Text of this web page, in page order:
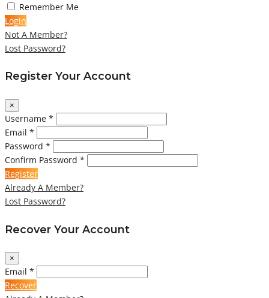
Remember Me
Login
Not A Member?
Lost Password?
Register Your Account
×
Username *
Email *
Password *
Confirm Password *
Register
Already A Member?
Lost Password?
Recover Your Account
×
Email *
Recover